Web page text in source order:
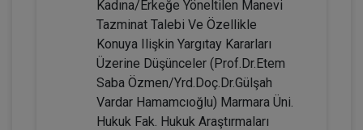
Oturumlar (8 Oturum)
2160
Kadına/Erkeğe Yöneltilen Manevi
Tazminat Talebi Ve Özellikle
Konuya Ilişkin Yargıtay Kararları
Üzerine Düşünceler (Prof.Dr.Etem
Saba Özmen/Yrd.Doç.Dr.Gülşah
Vardar Hamamcıoğlu) Marmara Üni.
Hukuk Fak. Hukuk Araştırmaları